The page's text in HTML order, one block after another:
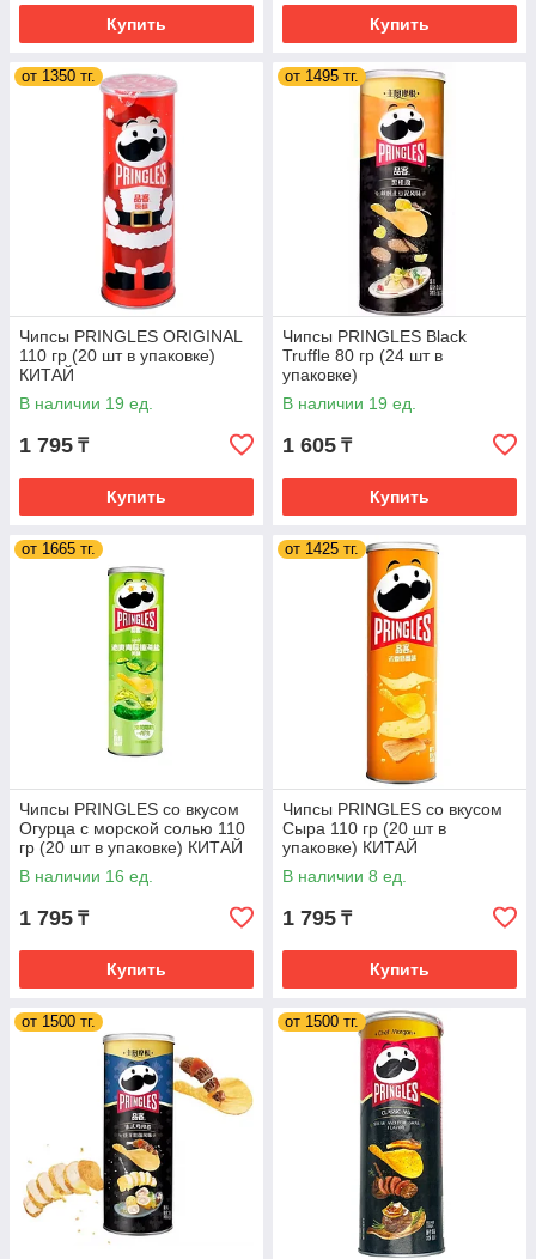
Купить Купить
от 1350 тг.
Чипсы PRINGLES ORIGINAL
110 гр (20 шт в упаковке)
КИТАЙ
В наличии 19 ед.
1 795 ₸
Купить
от 1495 тг.
Чипсы PRINGLES Black
Truffle 80 гр (24 шт в
упаковке)
В наличии 19 ед.
1 605 ₸
Купить
от 1665 тг.
Чипсы PRINGLES со вкусом
Огурца с морской солью 110
гр (20 шт в упаковке) КИТАЙ
В наличии 16 ед.
1 795 ₸
Купить
от 1425 тг.
Чипсы PRINGLES со вкусом
Сыра 110 гр (20 шт в
упаковке) КИТАЙ
В наличии 8 ед.
1 795 ₸
Купить
от 1500 тг. от 1500 тг.